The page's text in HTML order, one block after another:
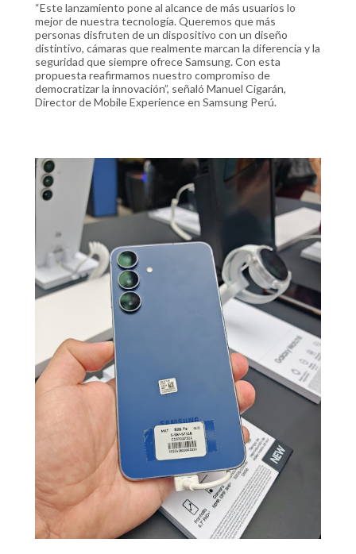
“Este lanzamiento pone al alcance de más usuarios lo
mejor de nuestra tecnología. Queremos que más
personas disfruten de un dispositivo con un diseño
distintivo, cámaras que realmente marcan la diferencia y la
seguridad que siempre ofrece Samsung. Con esta
propuesta reafirmamos nuestro compromiso de
democratizar la innovación”, señaló Manuel Cigarán,
Director de Mobile Experience en Samsung Perú.